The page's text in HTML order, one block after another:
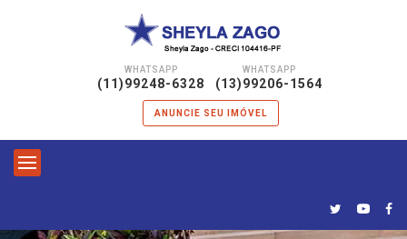
WHATSAPP
(11)99248-6328
WHATSAPP
(13)99206-1564
ANUNCIE SEU IMÓVEL